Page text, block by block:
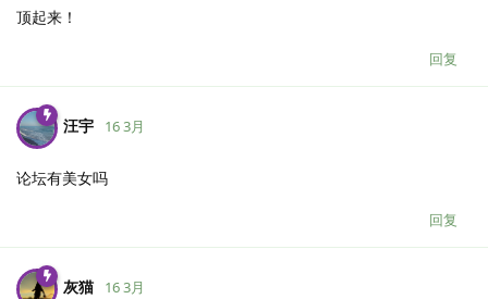
顶起来！
回复
汪宇 16 3月
论坛有美女吗
回复
灰猫 16 3月